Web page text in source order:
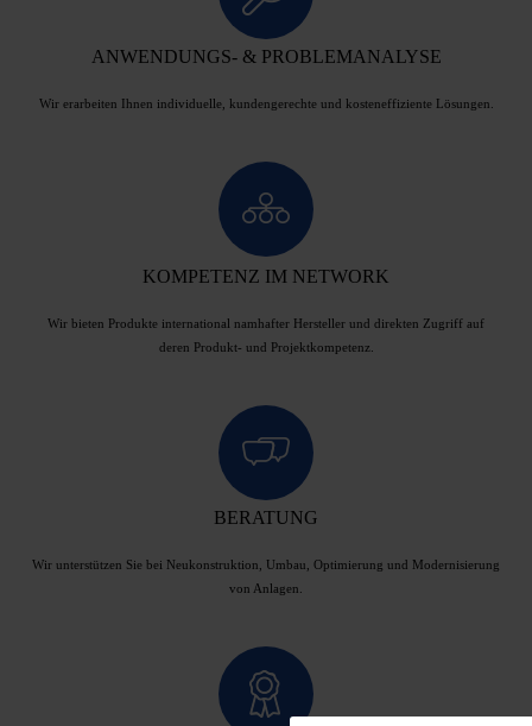
ANWENDUNGS- & PROBLEMANALYSE
Wir erarbeiten Ihnen individuelle, kundengerechte und kosteneffiziente Lösungen.
KOMPETENZ IM NETWORK
Wir bieten Produkte international namhafter Hersteller und direkten Zugriff auf
deren Produkt- und Projektkompetenz.
BERATUNG
Wir unterstützen Sie bei Neukonstruktion, Umbau, Optimierung und Modernisierung
von Anlagen.